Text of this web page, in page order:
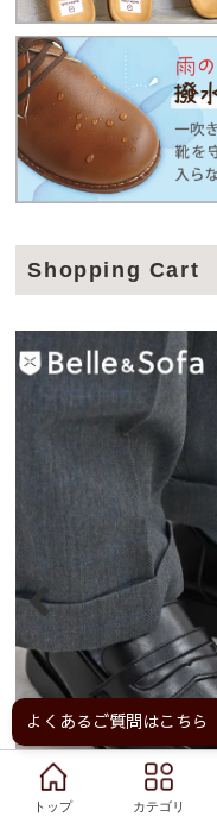
トップ カテゴリ
Shopping Cart
トップ カテゴリ
よくあるご質問はこちら！